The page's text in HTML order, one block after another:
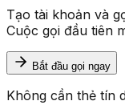
Tạo tài khoản và
Cuộc gọi đầu tiên
Bắt đầu gọi ngay
Không cần thẻ tín